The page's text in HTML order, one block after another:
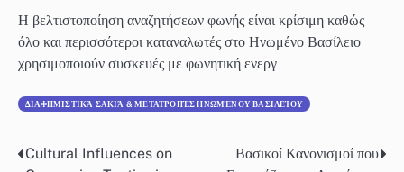
Η βελτιστοποίηση αναζητήσεων φωνής είναι κρίσιμη καθώς
όλο και περισσότεροι καταναλωτές στο Ηνωμένο Βασίλειο
χρησιμοποιούν συσκευές με φωνητική ενεργ
ΔΙΑΦΗΜΙΣΤΙΚΆ ΣΑΚΙΆ & ΜΕΤΑΤΡΟΠΈΣ ΗΝΩΜΈΝΟΥ ΒΑΣΙΛΕΊΟΥ
Post
Cultural Influences on
Βασικοί Κανονισμοί που